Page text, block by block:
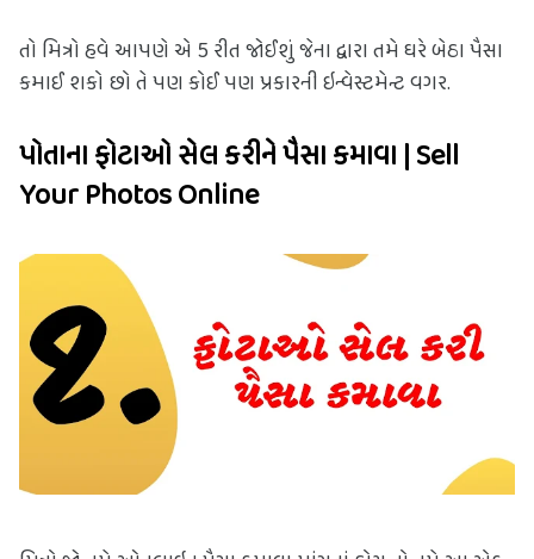
તો મિત્રો હવે આપણે એ 5 રીત જોઈશું જેના દ્વારા તમે ઘરે બેઠા પૈસા
કમાઈ શકો છો તે પણ કોઈ પણ પ્રકારની ઇન્વેસ્ટમેન્ટ વગર.
પોતાના ફોટાઓ સેલ કરીને પૈસા કમાવા | Sell
Your Photos Online